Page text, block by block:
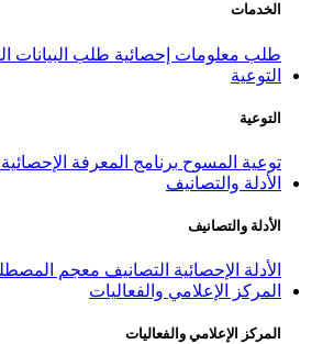
الخدمات
طلب معلومات إحصائية طلب البيانات
التوعية
التوعية
توعية المسوح برنامج المعرفة الإحصائية
الأدلة والتصانيف
الأدلة والتصانيف
الأدلة الإحصائية التصانيف معجم
المركز الإعلامي والفعاليات
المركز الإعلامي والفعاليات